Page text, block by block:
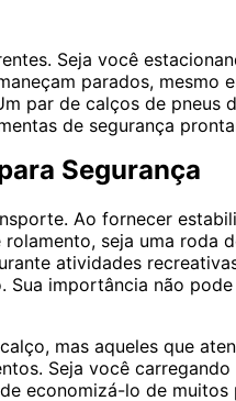
Seja você
parados, mesmo
par de calços de pneus
de segurança
Segurança
Ao fornecer
seja uma roda
atividades
importância não
mas aqueles que
Seja você
economizá-lo de